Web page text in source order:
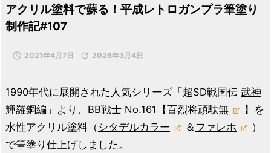
アクリル塗料で蘇る！平成レトロガンプラ筆塗り
制作記#107
 2021年4月7日  2026年3月4日
1990年代に展開された人気シリーズ「超SD戦国伝 武神
輝羅鋼編 」より、BB戦士 No.161【百烈将頑駄無
】を
水性アクリル塗料（ シタデルカラー ＆ ファレホ
）
で筆塗り仕上げしました。